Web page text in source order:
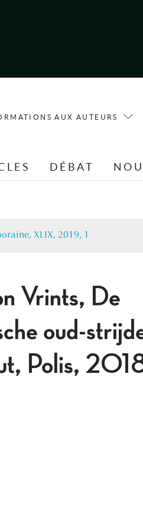
AUX AUTEURS
DÉBAT
XLIX, 2019, 1
Vrints, De
oud-
Polis,